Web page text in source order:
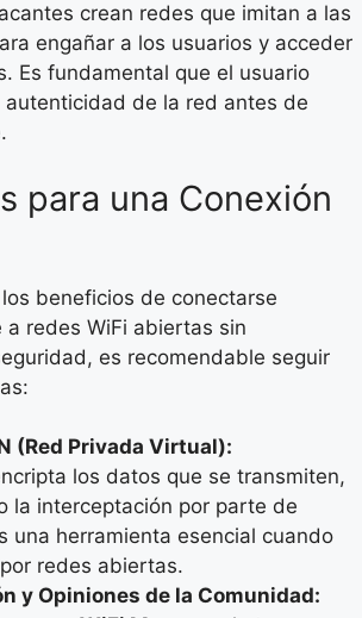
crean redes que imitan a las
engañar a los usuarios y acceder
Es fundamental que el usuario
autenticidad de la red antes de
para una Conexión
beneficios de conectarse
redes WiFi abiertas sin
es recomendable seguir
(Red Privada Virtual):
los datos que se transmiten,
la interceptación por parte de
una herramienta esencial cuando
redes abiertas.
y Opiniones de la Comunidad: